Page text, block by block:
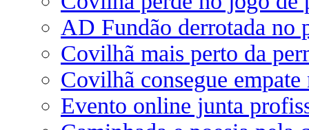
AD Fundão derrotada no
Covilhã mais perto da
Covilhã consegue
Evento online junta